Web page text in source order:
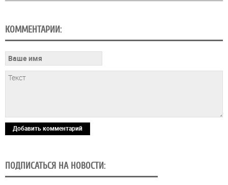
КОММЕНТАРИИ:
Добавить комментарий
ПОДПИСАТЬСЯ НА НОВОСТИ: